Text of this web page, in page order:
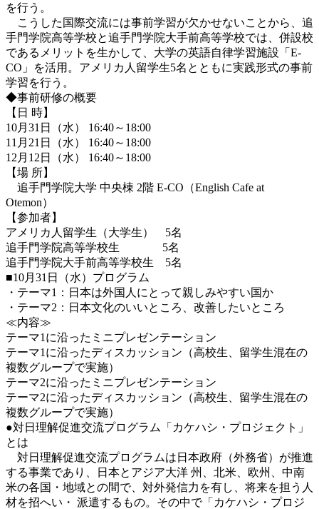
を行う。
こうした国際交流には事前学習が欠かせないことから、追
手門学院高等学校と追手門学院大手前高等学校では、併設校
であるメリットを生かして、大学の英語自律学習施設「E-
CO」を活用。アメリカ人留学生5名とともに実践形式の事前
学習を行う。
◆事前研修の概要
【日 時】
10月31日（水） 16:40～18:00
11月21日（水） 16:40～18:00
12月12日（水） 16:40～18:00
【場 所】
追手門学院大学 中央棟 2階 E-CO（English Cafe at
Otemon）
【参加者】
アメリカ人留学生（大学生） 5名
追手門学院高等学校生 5名
追手門学院大手前高等学校生 5名
■10月31日（水）プログラム
・テーマ1：日本は外国人にとって親しみやすい国か
・テーマ2：日本文化のいいところ、改善したいところ
≪内容≫
テーマ1に沿ったミニプレゼンテーション
テーマ1に沿ったディスカッション（高校生、留学生混在の
複数グループで実施）
テーマ2に沿ったミニプレゼンテーション
テーマ2に沿ったディスカッション（高校生、留学生混在の
複数グループで実施）
●対日理解促進交流プログラム「カケハシ・プロジェクト」
とは
対日理解促進交流プログラムは日本政府（外務省）が推進
する事業であり、日本とアジア大洋 州、北米、欧州、中南
米の各国・地域との間で、対外発信力を有し、将来を担う人
材を招へい・ 派遣するもの。その中で「カケハシ・プロジ